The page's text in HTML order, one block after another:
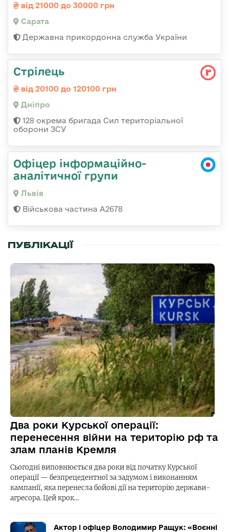
від 21000 до 30000 грн
Сарата
Державна прикордонна служба України
Стрілець
від 20100 до 120100 грн
Дніпро
128 окрема бригада Сил територіальної
оборони ЗСУ
Офіцер інформаційно-
аналітичної групи
Львів
Військова частина А2678
ПУБЛІКАЦІЇ
Два роки Курської операції:
перенесення війни на територію рф та
злам планів Кремля
Сьогодні виповнюється два роки від початку Курської
операції — безпрецедентної за задумом і виконанням
кампанії, яка перенесла бойові дії на територію держави-
агресора. Цей крок…
Актор і офіцер Володимир Ращук: «Воєнні